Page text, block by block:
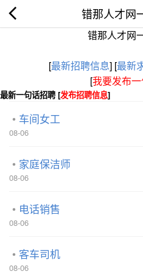
错那人才网
错那人才网
[最新招聘信息] [最新
[我要发布
最新一句话招聘 [发布招聘信息]
车间女工
08-06
家庭保洁师
08-06
电话销售
08-06
客车司机
08-06